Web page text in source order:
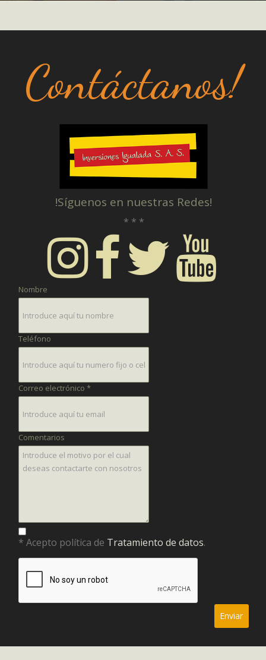
Contáctanos!
!Síguenos en nuestras Redes!
* * *
Nombre
Teléfono
Correo electrónico *
Comentarios
* Acepto política de Tratamiento de datos.